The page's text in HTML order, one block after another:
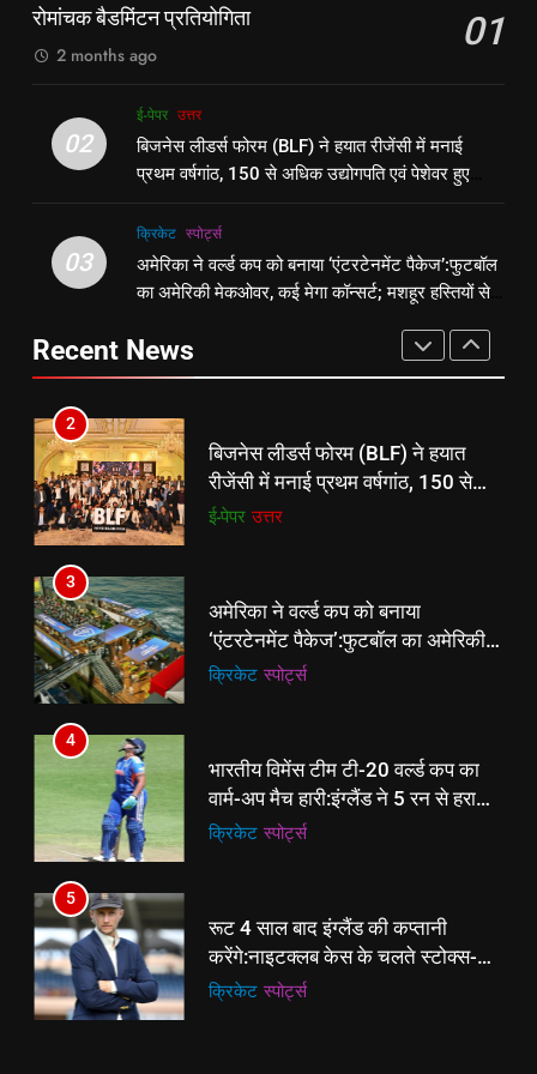
एटकिंसन दूसरे टेस्ट से बाहर; आर्चर की
न्यूज़
चार्टर्ड अकाउंटेंट्स के बीच रोमांचक
बैडमिंटन प्रतियोगिता
ई-पेपर उत्तर
2
बिजनेस लीडर्स फोरम (BLF) ने हयात
रीजेंसी में मनाई प्रथम वर्षगांठ, 150 से
अधिक उद्योगपति एवं पेशेवर हुए शामिल
3
अमेरिका ने वर्ल्ड कप को बनाया
‘एंटरटेनमेंट पैकेज’:फुटबॉल का अमेरिकी
मेकओवर, कई मेगा कॉन्सर्ट; मशहूर हस्तियों
से प्रमोशन
क्रिकेट
4
भारतीय विमेंस टीम टी-20 वर्ल्ड कप का
वार्म-अप मैच हारी:इंग्लैंड ने 5 रन से हराया;
ऋचा घोष की फिफ्टी बेकार
क्रिकेट ‎स्पोर्ट्स
5
रूट 4 साल बाद इंग्लैंड की कप्तानी
करेंगे:नाइटक्लब केस के चलते स्टोक्स-
एटकिंसन दूसरे टेस्ट से बाहर; आर्चर की
वापसी
क्रिकेट ‎स्पोर्ट्स
6
अररिया में ‘जीरो ऑफिस डे’ अभियान
शुरू:उप विकास आयुक्त ने ग्रामीणों से जॉब
कार्ड बनाने की अपील, कल भी आयोजन
पूर्व राज्य
रोमांचक बैडमिंटन प्रतियोगिता
01
2 months ago
02
ई-पेपर उत्तर
बिजनेस लीडर्स फोरम (BLF) ने हयात रीजेंसी में मनाई
प्रथम वर्षगांठ, 150 से अधिक उद्योगपति एवं पेशेवर हुए
03
क्रिकेट ‎स्पोर्ट्स
अमेरिका ने वर्ल्ड कप को बनाया ‘एंटरटेनमेंट पैकेज’:फुटबॉल
का अमेरिकी मेकओवर, कई मेगा कॉन्सर्ट; मशहूर हस्तियों से
Recent News
बहा:दर्जनों गांवों का संपर्क टूटा, 12 KM
रूट 4 साल बाद इंग्लैंड की कप्तानी
करेंगे:नाइटक्लब केस के चलते स्टोक्स-
वापसी
1
शेपिंग फ्यूचर के बैनर तले डॉक्टरों और
चार्टर्ड अकाउंटेंट्स के बीच रोमांचक
2
बिजनेस लीडर्स फोरम (BLF) ने हयात
रीजेंसी में मनाई प्रथम वर्षगांठ, 150 से
अधिक उद्योगपति एवं पेशेवर हुए शामिल
ई-पेपर उत्तर
3
अमेरिका ने वर्ल्ड कप को बनाया
‘एंटरटेनमेंट पैकेज’:फुटबॉल का अमेरिकी
मेकओवर, कई मेगा कॉन्सर्ट; मशहूर हस्तियों
क्रिकेट ‎स्पोर्ट्स
4
भारतीय विमेंस टीम टी-20 वर्ल्ड कप का
वार्म-अप मैच हारी:इंग्लैंड ने 5 रन से हराया;
ऋचा घोष की फिफ्टी बेकार
क्रिकेट ‎स्पोर्ट्स
5
रूट 4 साल बाद इंग्लैंड की कप्तानी
करेंगे:नाइटक्लब केस के चलते स्टोक्स-
एटकिंसन दूसरे टेस्ट से बाहर; आर्चर की
क्रिकेट ‎स्पोर्ट्स